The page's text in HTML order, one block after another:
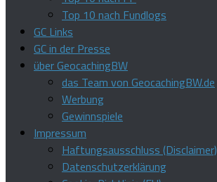
Top 10 nach Fundlogs
GC Links
GC in der Presse
über GeocachingBW
das Team von GeocachingBW.de
Werbung
Gewinnspiele
Impressum
Haftungsausschluss (Disclaimer)
Datenschutzerklärung